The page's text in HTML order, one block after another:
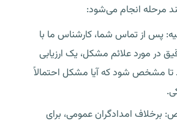
مرحله انجام می‌شود:
پس از تماس شما، کارشناس ما با
در مورد علائم مشکل، یک ارزیابی
تا مشخص شود که آیا مشکل احتمالاً
برخلاف امدادگران عمومی، برای